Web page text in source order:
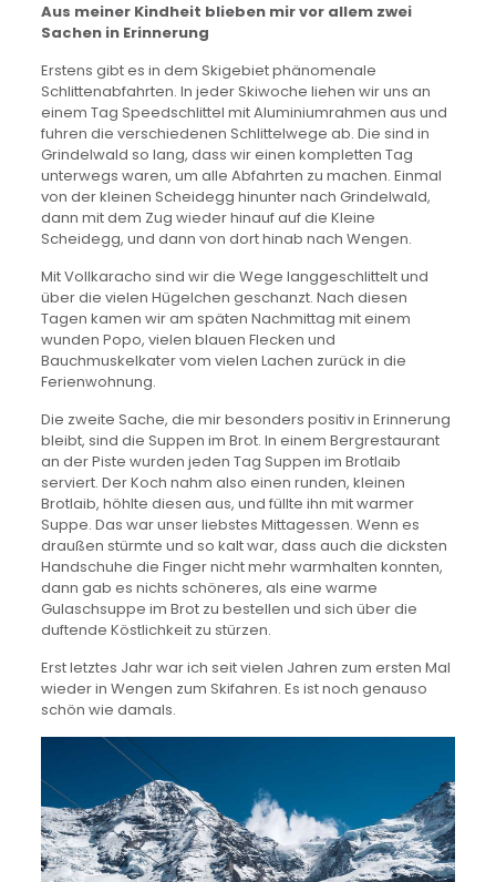
Aus meiner Kindheit blieben mir vor allem zwei
Sachen in Erinnerung
Erstens gibt es in dem Skigebiet phänomenale
Schlittenabfahrten. In jeder Skiwoche liehen wir uns an
einem Tag Speedschlittel mit Aluminiumrahmen aus und
fuhren die verschiedenen Schlittelwege ab. Die sind in
Grindelwald so lang, dass wir einen kompletten Tag
unterwegs waren, um alle Abfahrten zu machen. Einmal
von der kleinen Scheidegg hinunter nach Grindelwald,
dann mit dem Zug wieder hinauf auf die Kleine
Scheidegg, und dann von dort hinab nach Wengen.
Mit Vollkaracho sind wir die Wege langgeschlittelt und
über die vielen Hügelchen geschanzt. Nach diesen
Tagen kamen wir am späten Nachmittag mit einem
wunden Popo, vielen blauen Flecken und
Bauchmuskelkater vom vielen Lachen zurück in die
Ferienwohnung.
Die zweite Sache, die mir besonders positiv in Erinnerung
bleibt, sind die Suppen im Brot. In einem Bergrestaurant
an der Piste wurden jeden Tag Suppen im Brotlaib
serviert. Der Koch nahm also einen runden, kleinen
Brotlaib, höhlte diesen aus, und füllte ihn mit warmer
Suppe. Das war unser liebstes Mittagessen. Wenn es
draußen stürmte und so kalt war, dass auch die dicksten
Handschuhe die Finger nicht mehr warmhalten konnten,
dann gab es nichts schöneres, als eine warme
Gulaschsuppe im Brot zu bestellen und sich über die
duftende Köstlichkeit zu stürzen.
Erst letztes Jahr war ich seit vielen Jahren zum ersten Mal
wieder in Wengen zum Skifahren. Es ist noch genauso
schön wie damals.